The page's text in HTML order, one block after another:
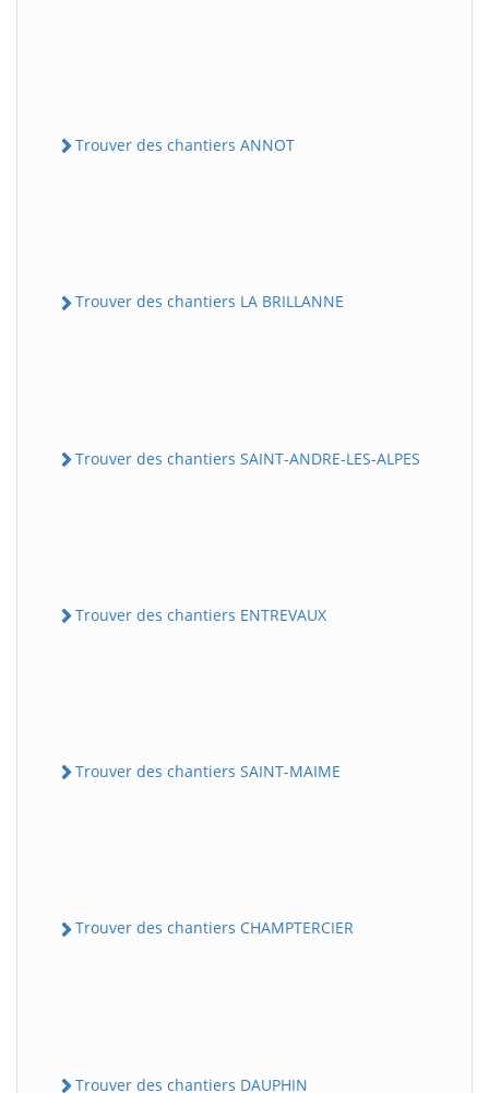
Trouver des chantiers ANNOT
Trouver des chantiers LA BRILLANNE
Trouver des chantiers SAINT-ANDRE-LES-ALPES
Trouver des chantiers ENTREVAUX
Trouver des chantiers SAINT-MAIME
Trouver des chantiers CHAMPTERCIER
Trouver des chantiers DAUPHIN